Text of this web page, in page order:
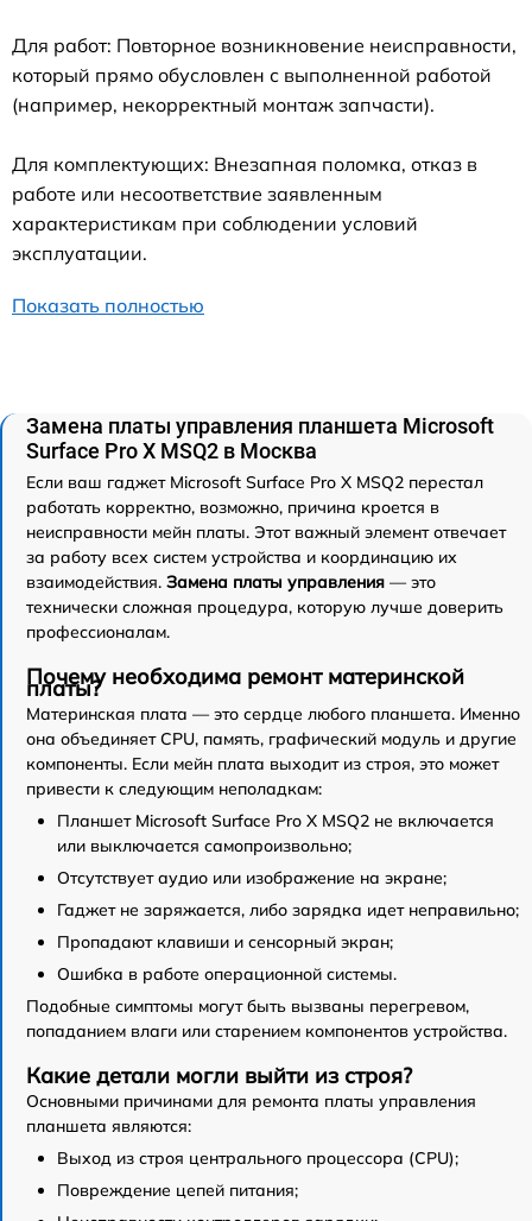
Для работ: Повторное возникновение неисправности,
который прямо обусловлен с выполненной работой
(например, некорректный монтаж запчасти).
Для комплектующих: Внезапная поломка, отказ в
работе или несоответствие заявленным
характеристикам при соблюдении условий
эксплуатации.
Показать полностью
Замена платы управления планшета Microsoft
Surface Pro X MSQ2 в Москва
Если ваш гаджет Microsoft Surface Pro X MSQ2 перестал
работать корректно, возможно, причина кроется в
неисправности мейн платы. Этот важный элемент отвечает
за работу всех систем устройства и координацию их
взаимодействия. Замена платы управления — это
технически сложная процедура, которую лучше доверить
профессионалам.
Почему необходима ремонт материнской
платы?
Материнская плата — это сердце любого планшета. Именно
она объединяет CPU, память, графический модуль и другие
компоненты. Если мейн плата выходит из строя, это может
привести к следующим неполадкам:
Планшет Microsoft Surface Pro X MSQ2 не включается
или выключается самопроизвольно;
Отсутствует аудио или изображение на экране;
Гаджет не заряжается, либо зарядка идет неправильно;
Пропадают клавиши и сенсорный экран;
Ошибка в работе операционной системы.
Подобные симптомы могут быть вызваны перегревом,
попаданием влаги или старением компонентов устройства.
Какие детали могли выйти из строя?
Основными причинами для ремонта платы управления
планшета являются:
Выход из строя центрального процессора (CPU);
Повреждение цепей питания;